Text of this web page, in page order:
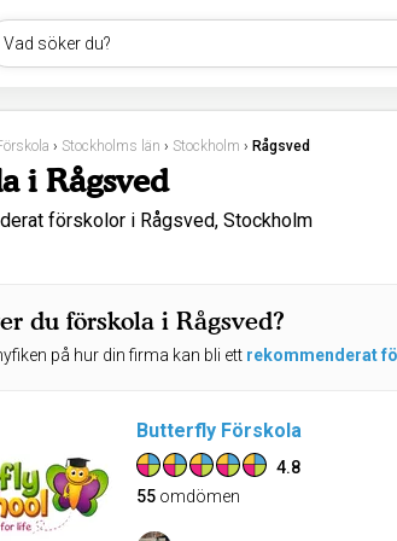
Vad söker du?
› Stockholms län › Stockholm › Rågsved
i Rågsved
förskolor i Rågsved, Stockholm
du förskola i Rågsved?
på hur din firma kan bli ett rekommenderat
Butterfly Förskola
4.8
55 omdömen